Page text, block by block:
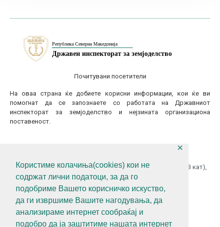
Користиме колачиња(cookies) кои не
содржат лични податоци, за да го
подобриме Вашето корисничко искуство,
да ги извршиме Вашите нагодувања, да
анализираме интернет сообраќај и
подобро да ја заштитиме нашата интернет
✕
Почитувани посетители
На оваа страна ќе добиете корисни информации, кои ќе ви
помогнат да се запознаете со работата на Државниот
инспекторат за земјоделство и нејзината организациона
поставеност.
ул.Гоце Делчев бр.18 (Македонска Радио Телевизија 13 кат),
1000 Скопје, Р.С.Македонија
+389 (0)2 3121 462
+389 (0)2 3121 462